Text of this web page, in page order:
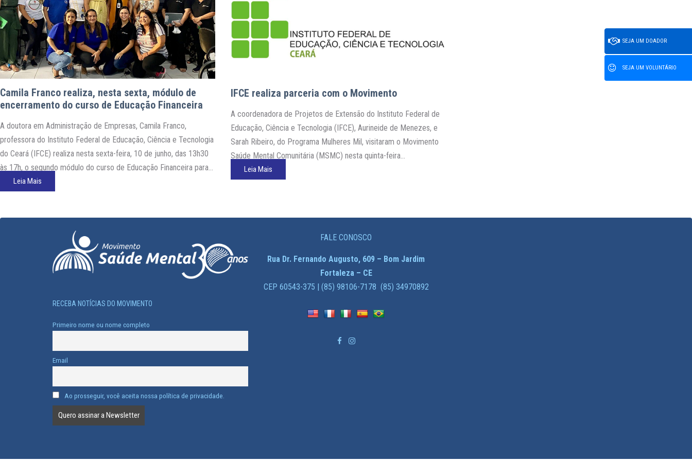
Camila Franco realiza, nesta sexta, módulo de
encerramento do curso de Educação Financeira
A doutora em Administração de Empresas, Camila Franco,
professora do Instituto Federal de Educação, Ciência e Tecnologia
do Ceará (IFCE) realiza nesta sexta-feira, 10 de junho, das 13h30
às 17h, o segundo módulo do curso de Educação Financeira para
os colaboradores do MSM, na Casa AME. Camila Franco coordena
Leia Mais
IFCE realiza parceria com o Movimento
A coordenadora de Projetos de Extensão do Instituto Federal de
Educação, Ciência e Tecnologia (IFCE), Aurineide de Menezes, e
Sarah Ribeiro, do Programa Mulheres Mil, visitaram o Movimento
Saúde Mental Comunitária (MSMC) nesta quinta-feira
(23/05/2013). Elas apresentaram a proposta do Curso Básico de
Leia Mais
RECEBA NOTÍCIAS DO MOVIMENTO
Primeiro nome ou nome completo
Email
Ao prosseguir, você aceita nossa política de privacidade.
FALE CONOSCO
Rua Dr. Fernando Augusto, 609 – Bom Jardim
Fortaleza – CE
CEP 60543-375 | (85) 98106-7178 (85) 34970892
SEJA UM DOADOR
SEJA UM VOLUNTÁRIO